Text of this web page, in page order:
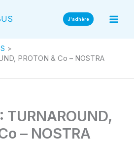
J'adhère
PROTON & Co – NOSTRA
– NOSTRA